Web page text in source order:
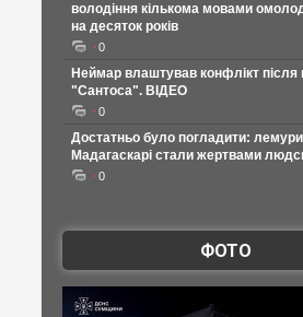
володіння кількома мовами
на десяток років
0
Неймар влаштував конфлікт після
"Сантоса". ВІДЕО
0
Достатньо було погладити:
Мадагаскарі стали жертвами
0
ФОТО